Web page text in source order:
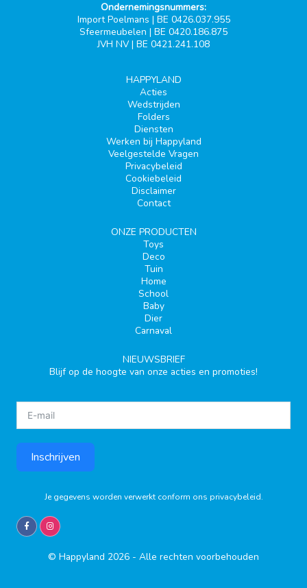
Ondernemingsnummers:
Import Poelmans | BE 0426.037.955
Sfeermeubelen | BE 0420.186.875
JVH NV | BE 0421.241.108
HAPPYLAND
Acties
Wedstrijden
Folders
Diensten
Werken bij Happyland
Veelgestelde Vragen
Privacybeleid
Cookiebeleid
Disclaimer
Contact
ONZE PRODUCTEN
Toys
Deco
Tuin
Home
School
Baby
Dier
Carnaval
NIEUWSBRIEF
Blijf op de hoogte van onze acties en promoties!
Inschrijven
Je gegevens worden verwerkt conform ons privacybeleid.
© Happyland 2026 - Alle rechten voorbehouden